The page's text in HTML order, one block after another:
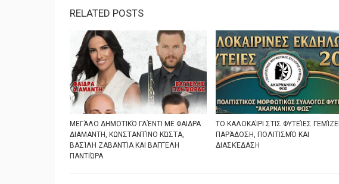
RELATED POSTS
ΜΕΓΆΛΟ ΔΗΜΟΤΙΚΌ ΓΛΈΝΤΙ ΜΕ ΦΑΙΔΡΑ
ΔΙΑΜΑΝΤΗ, ΚΩΝΣΤΑΝΤΊΝΟ ΚΏΣΤΑ,
ΒΑΣΊΛΗ ΖΑΒΑΝΤΊΑ ΚΑΙ ΒΑΓΓΈΛΗ
ΠΑΝΤΙΏΡΑ
ΤΟ ΚΑΛΟΚΑΊΡΙ ΣΤΙΣ ΦΥΤΕΊΕΣ ΓΕΜΊΖΕΙ
ΠΑΡΆΔΟΣΗ, ΠΟΛΙΤΙΣΜΌ ΚΑΙ
ΔΙΑΣΚΈΔΑΣΗ